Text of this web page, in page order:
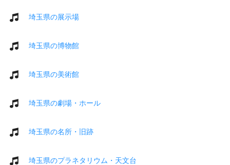
埼玉県の展示場
埼玉県の博物館
埼玉県の美術館
埼玉県の劇場・ホール
埼玉県の名所・旧跡
埼玉県のプラネタリウム・天文台